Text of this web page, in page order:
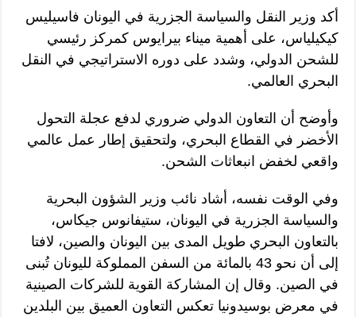
أكد وزير النقل والسياسة الجزرية في اليونان فاسيليس
كيكيلياس، على أهمية ميناء بيرايوس كمركز رئيسي
للشحن الدولي، وشدد على دوره الاستراتيجي في النقل
البحري العالمي.
وأوضح أن التعاون الدولي ضروري لدفع عجلة التحول
الأخضر في القطاع البحري، ولتحقيق إطار عمل عالمي
واقعي لخفض انبعاثات الشحن.
وفي الوقت نفسه، أشاد نائب وزير الشؤون البحرية
والسياسة الجزرية في اليونان، ستيفانوس جيكاس،
بالتعاون البحري طويل المدى بين اليونان والصين، لافتا
إلى أن نحو 43 بالمائة من السفن المملوكة لليونان تُبنى
في الصين. وقال إن المشاركة القوية للشركات الصينية
في معرض بوسيدونيا تعكس التعاون العميق بين البلدين